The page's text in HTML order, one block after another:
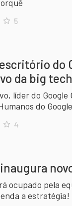
5
escritório do
da big tech
líder do
do
4
ocupado pela
a estratégia!